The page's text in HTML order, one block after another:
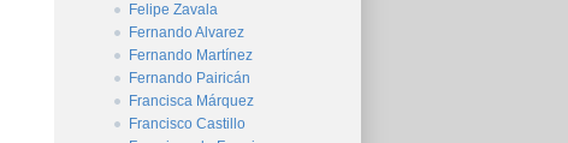
Felipe Zavala
Fernando Alvarez
Fernando Martínez
Fernando Pairicán
Francisca Márquez
Francisco Castillo